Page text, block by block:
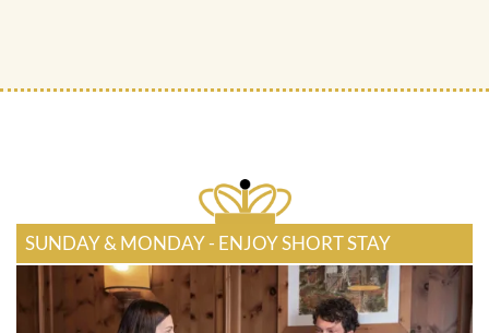
SUNDAY & MONDAY - ENJOY SHORT STAY